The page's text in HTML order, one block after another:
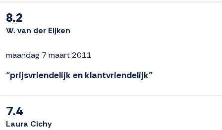
8.2
W. van der Eijken
maandag 7 maart 2011
“prijsvriendelijk en klantvriendelijk”
7.4
Laura Cichy